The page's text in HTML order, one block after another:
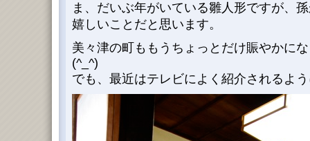
ま、だいぶ年がいている雛人形ですが、
嬉しいことだと思います。
美々津の町ももうちょっとだけ賑やかに
(^_^)
でも、最近はテレビによく紹介されるよ